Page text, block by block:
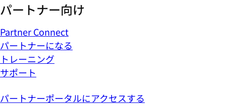
パートナー向け
Partner Connect
パートナーになる
トレーニング
サポート
パートナーポータルにアクセスする